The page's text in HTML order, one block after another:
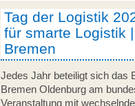
Tag der Logistik
für smarte Logistik
Bremen
Jedes Jahr beteiligt sich das
Bremen Oldenburg am
Veranstaltung mit